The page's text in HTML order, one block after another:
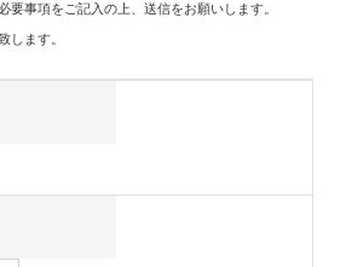
要事項をご記入の上、送信をお願いします。
します。